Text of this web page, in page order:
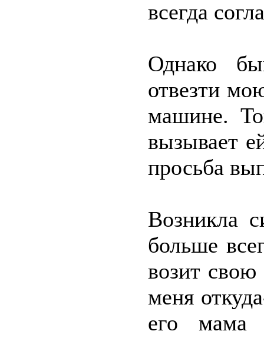
всегда
Однако
отвезти
машине.
вызывает
просьба
Возникла
больше
возит свою
меня
его мама